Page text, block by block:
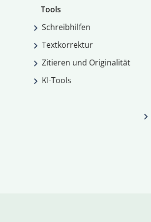
Tools
Schreibhilfen
Textkorrektur
Zitieren und Originalität
KI-Tools